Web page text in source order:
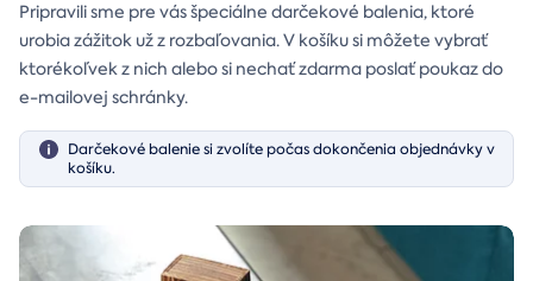
Pripravili sme pre vás špeciálne darčekové balenia, ktoré
urobia zážitok už z rozbaľovania. V košíku si môžete vybrať
ktorékoľvek z nich alebo si nechať zdarma poslať poukaz do
e-mailovej schránky.
Darčekové balenie si zvolíte počas dokončenia objednávky v
košíku.